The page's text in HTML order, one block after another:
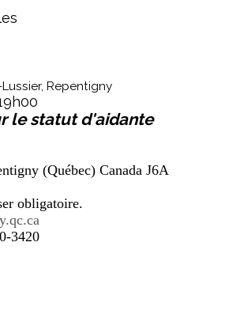
Repentigny
le statut d'aidante
(Québec) Canada J6A
obligatoire.
3420